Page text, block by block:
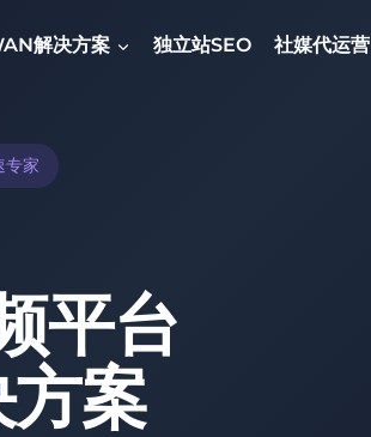
解决方案 独立站SEO 社媒代运营
专家
平台
案